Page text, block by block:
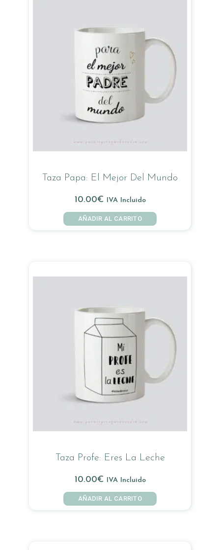
Taza Papa: El Mejor Del Mundo
10.00€ IVA Incluido
AÑADIR AL CARRITO
Taza Profe: Eres La Leche
10.00€ IVA Incluido
AÑADIR AL CARRITO